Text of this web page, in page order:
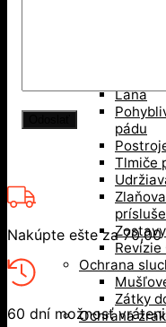
Laná
pádu
Tlmiče
Revízie
Ochrana
Zátky
Ochrana
Nakúpte ešte za70,00
60 dní možnosť